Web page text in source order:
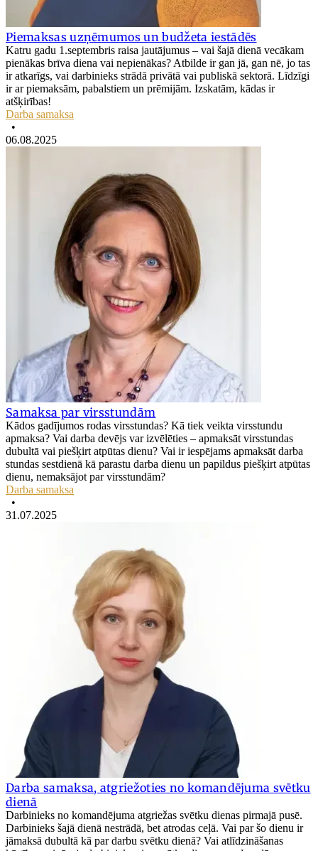
Piemaksas uzņēmumos un budžeta iestādēs
Katru gadu 1.septembris raisa jautājumus – vai šajā dienā vecākam
pienākas brīva diena vai nepienākas? Atbilde ir gan jā, gan nē, jo tas
ir atkarīgs, vai darbinieks strādā privātā vai publiskā sektorā. Līdzīgi
ir ar piemaksām, pabalstiem un prēmijām. Izskatām, kādas ir
atšķirības!
Darba samaksa
•
06.08.2025
Samaksa par virsstundām
Kādos gadījumos rodas virsstundas? Kā tiek veikta virsstundu
apmaksa? Vai darba devējs var izvēlēties – apmaksāt virsstundas
dubultā vai piešķirt atpūtas dienu? Vai ir iespējams apmaksāt darba
stundas sestdienā kā parastu darba dienu un papildus piešķirt atpūtas
dienu, nemaksājot par virsstundām?
Darba samaksa
•
31.07.2025
Darba samaksa, atgriežoties no komandējuma svētku
dienā
Darbinieks no komandējuma atgriežas svētku dienas pirmajā pusē.
Darbinieks šajā dienā nestrādā, bet atrodas ceļā. Vai par šo dienu ir
jāmaksā dubultā kā par darbu svētku dienā? Vai atlīdzināšanas